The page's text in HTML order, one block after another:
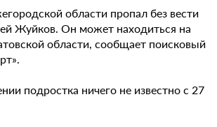
области пропал без вести
Жуйков. Он может находиться на
области, сообщает поисковый
подростка ничего не известно с 27